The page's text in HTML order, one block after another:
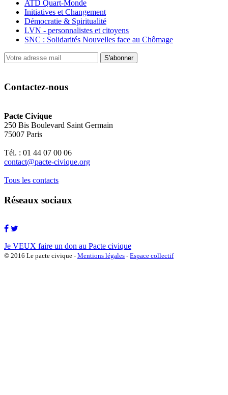
ATD Quart-Monde
Initiatives et Changement
Démocratie & Spiritualité
LVN - personnalistes et citoyens
SNC : Solidarités Nouvelles face au Chômage
S'abonner
Contactez-nous
Pacte Civique
250 Bis Boulevard Saint Germain
75007 Paris
Tél. : 01 44 07 00 06
contact@pacte-civique.org
Tous les contacts
Réseaux sociaux
Je VEUX faire un don au Pacte civique
© 2016 Le pacte civique - Mentions légales - Espace collectif